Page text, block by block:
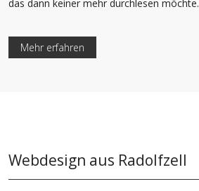
das dann keiner mehr durchlesen möchte.
Mehr erfahren
Webdesign aus Radolfzell